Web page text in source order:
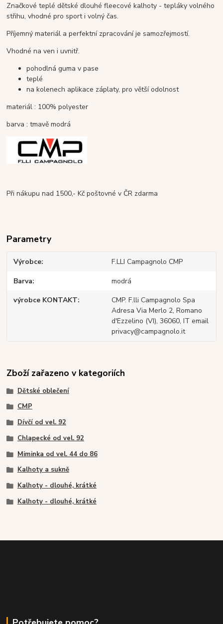
Značkové teplé dětské dlouhé fleecové kalhoty - tepláky volného
střihu, vhodné pro sport i volný čas.
Příjemný materiál a perfektní zpracování je samozřejmostí.
Vhodné na ven i uvnitř.
pohodlná guma v pase
teplé
na kolenech aplikace záplaty, pro větší odolnost
materiál : 100% polyester
barva : tmavě modrá
Při nákupu nad 1500,- Kč poštovné v ČR zdarma
Parametry
Výrobce F.LLI Campagnolo CMP
Barva modrá
výrobce KONTAKT
CMP. F.lli Campagnolo Spa
Adresa Via Merlo 2, Romano
d'Ezzelino (VI), 36060, IT email
privacy@campagnolo.it
Zboží zařazeno v kategoriích
Dětské oblečení
CMP
Dívčí od vel. 92
Chlapecké od vel. 92
Miminka od vel. 44 do 86
Kalhoty a sukně
Kalhoty - dlouhé, krátké
Kalhoty - dlouhé, krátké